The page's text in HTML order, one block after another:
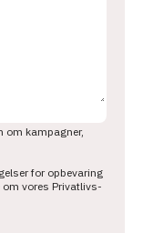
om kampagner,
for opbevaring